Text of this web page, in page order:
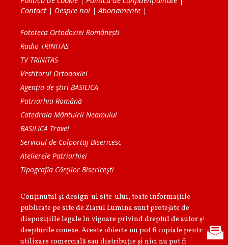
Contact| Despre noi | Abonamente |
Fototeca Ortodoxiei Românești
Radio TRINITAS
TV TRINITAS
Vestitorul Ortodoxiei
Agenţia de ştiri BASILICA
Patriarhia Română
Catedrala Mântuirii Neamului
BASILICA Travel
Serviciul de Colportaj Bisericesc
Atelierele Patriarhiei
Tipografia Cărţilor Bisericeşti
Conținutul și design-ul site-ului, toate informaţiile
publicate pe site de Ziarul Lumina sunt protejate de
dispoziţiile legale în vigoare privind dreptul de autor şi
drepturile conexe. Aceste obiecte nu pot fi copiate pentru
utilizare comercială sau distribuţie şi nici nu pot fi